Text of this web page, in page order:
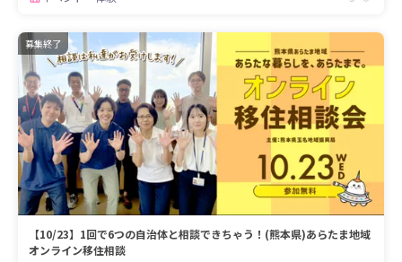
募集終了
【10/23】1回で6つの自治体と相談できちゃう！(熊本県)あらたま地域
オンライン移住相談